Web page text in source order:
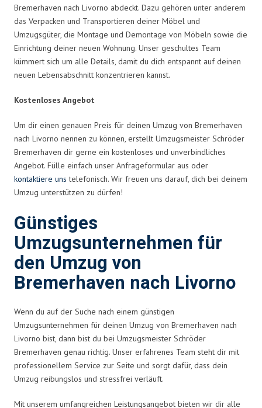
Bremerhaven nach Livorno abdeckt. Dazu gehören unter anderem
das Verpacken und Transportieren deiner Möbel und
Umzugsgüter, die Montage und Demontage von Möbeln sowie die
Einrichtung deiner neuen Wohnung. Unser geschultes Team
kümmert sich um alle Details, damit du dich entspannt auf deinen
neuen Lebensabschnitt konzentrieren kannst.
Kostenloses Angebot
Um dir einen genauen Preis für deinen Umzug von Bremerhaven
nach Livorno nennen zu können, erstellt Umzugsmeister Schröder
Bremerhaven dir gerne ein kostenloses und unverbindliches
Angebot. Fülle einfach unser Anfrageformular aus oder
kontaktiere uns telefonisch. Wir freuen uns darauf, dich bei deinem
Umzug unterstützen zu dürfen!
Günstiges
Umzugsunternehmen für
den Umzug von
Bremerhaven nach Livorno
Wenn du auf der Suche nach einem günstigen
Umzugsunternehmen für deinen Umzug von Bremerhaven nach
Livorno bist, dann bist du bei Umzugsmeister Schröder
Bremerhaven genau richtig. Unser erfahrenes Team steht dir mit
professionellem Service zur Seite und sorgt dafür, dass dein
Umzug reibungslos und stressfrei verläuft.
Mit unserem umfangreichen Leistungsangebot bieten wir dir alle